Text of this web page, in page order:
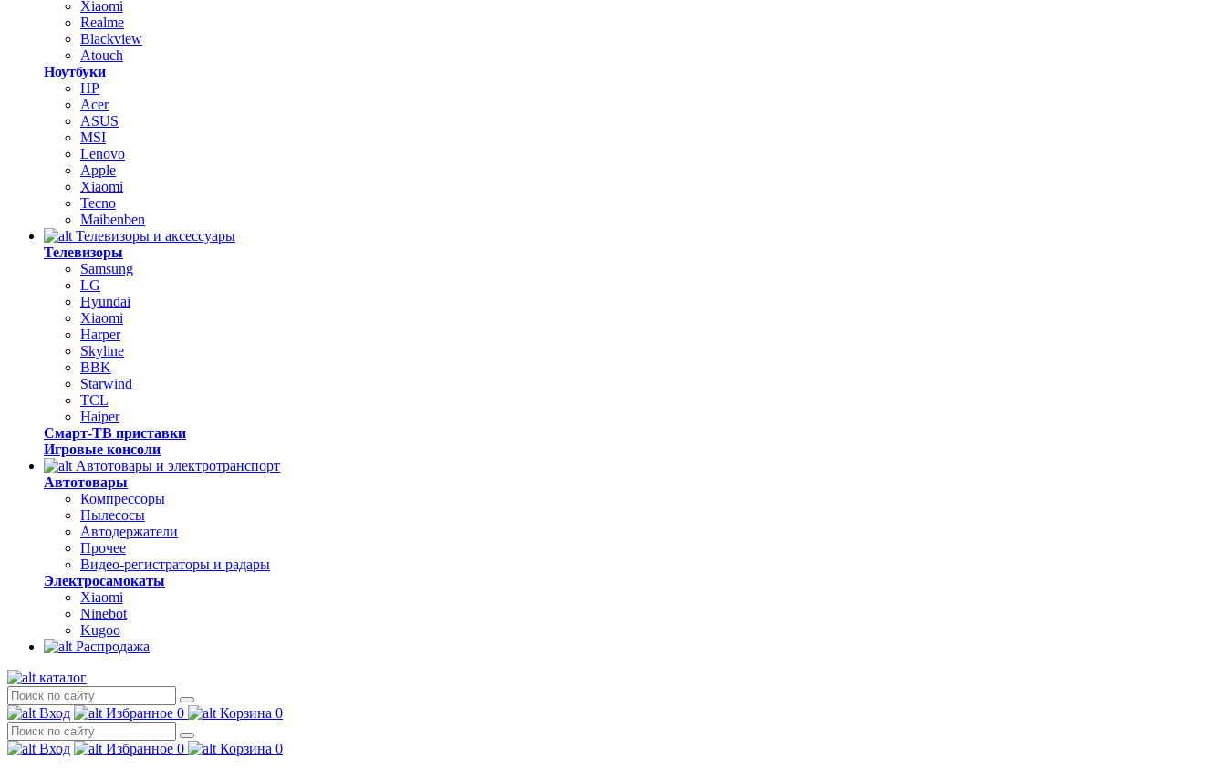
Xiaomi
Realme
Blackview
Atouch
Ноутбуки
HP
Acer
ASUS
MSI
Lenovo
Apple
Xiaomi
Tecno
Maibenben
Телевизоры и аксессуары
Телевизоры
Samsung
LG
Hyundai
Xiaomi
Harper
Skyline
BBK
Starwind
TCL
Haiper
Смарт-ТВ приставки
Игровые консоли
Автотовары и электротранспорт
Автотовары
Компрессоры
Пылесосы
Автодержатели
Прочее
Видео-регистраторы и радары
Электросамокаты
Xiaomi
Ninebot
Kugoo
Распродажа
каталог
Вход Избранное 0 Корзина 0
Вход Избранное 0 Корзина 0